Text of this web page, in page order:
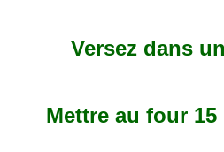
Versez dans
Mettre au four